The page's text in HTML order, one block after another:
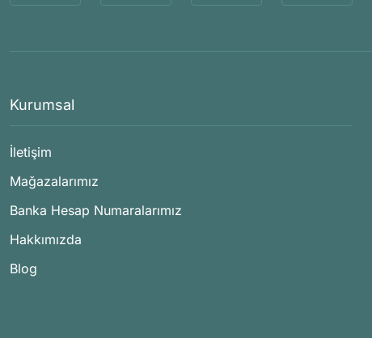
Kurumsal
İletişim
Mağazalarımız
Banka Hesap Numaralarımız
Hakkımızda
Blog